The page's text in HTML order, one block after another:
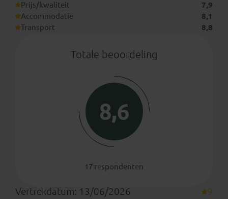
Prijs/kwaliteit
7,9
Accommodatie
8,1
Transport
8,8
Totale beoordeling
8,6
17 respondenten
Vertrekdatum: 13/06/2026 9